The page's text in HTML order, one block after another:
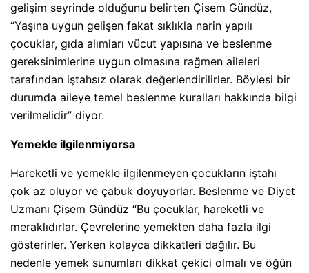
gelişim seyrinde olduğunu belirten Çisem Gündüz,
“Yaşına uygun gelişen fakat sıklıkla narin yapılı
çocuklar, gıda alımları vücut yapısına ve beslenme
gereksinimlerine uygun olmasına rağmen aileleri
tarafından iştahsız olarak değerlendirilirler. Böylesi bir
durumda aileye temel beslenme kuralları hakkında bilgi
verilmelidir” diyor.
Yemekle ilgilenmiyorsa
Hareketli ve yemekle ilgilenmeyen çocukların iştahı
çok az oluyor ve çabuk doyuyorlar. Beslenme ve Diyet
Uzmanı Çisem Gündüz “Bu çocuklar, hareketli ve
meraklıdırlar. Çevrelerine yemekten daha fazla ilgi
gösterirler. Yerken kolayca dikkatleri dağılır. Bu
nedenle yemek sunumları dikkat çekici olmalı ve öğün